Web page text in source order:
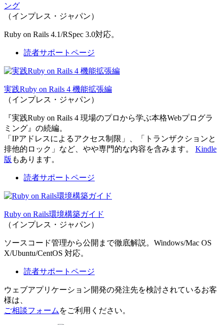
ング
（インプレス・ジャパン）
Ruby on Rails 4.1/RSpec 3.0対応。
読者サポートページ
実践Ruby on Rails 4 機能拡張編
（インプレス・ジャパン）
『実践Ruby on Rails 4 現場のプロから学ぶ本格Webプログラ
ミング』の続編。
「IPアドレスによるアクセス制限」、「トランザクションと
排他的ロック」など、やや専門的な内容を含みます。 Kindle
版 もあります。
読者サポートページ
Ruby on Rails環境構築ガイド
（インプレス・ジャパン）
ソースコード管理から公開まで徹底解説。Windows/Mac OS
X/Ubuntu/CentOS 対応。
読者サポートページ
ウェブアプリケーション開発の発注先を検討されているお客
様は、
ご相談フォーム をご利用ください。